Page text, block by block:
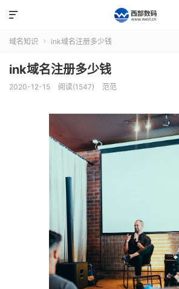

域名知识  ink域名注册多少钱
ink域名注册多少钱
2020-12-15 阅读(1547) 范范